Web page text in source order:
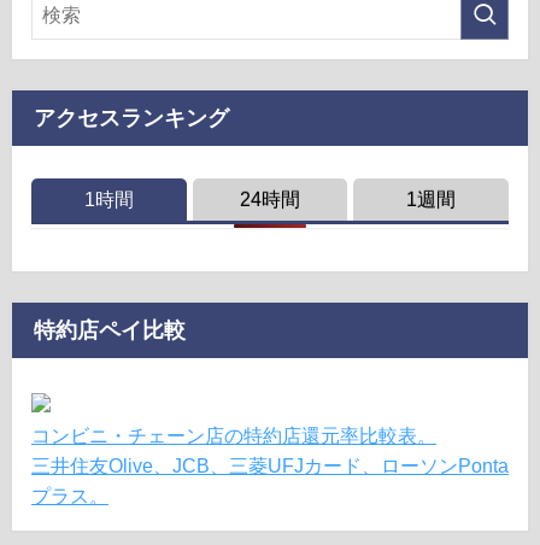
アクセスランキング
1時間 24時間 1週間
特約店ペイ比較
コンビニ・チェーン店の特約店還元率比較表。
三井住友Olive、JCB、三菱UFJカード、ローソンPonta
プラス。